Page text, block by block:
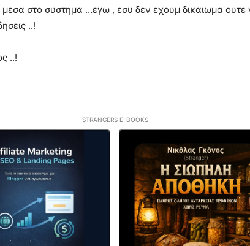
μεσα στο συστημα …εγω , εσυ δεν εχουμ δικαιωμα
..!
..!
STRANGERS E-BOOKS